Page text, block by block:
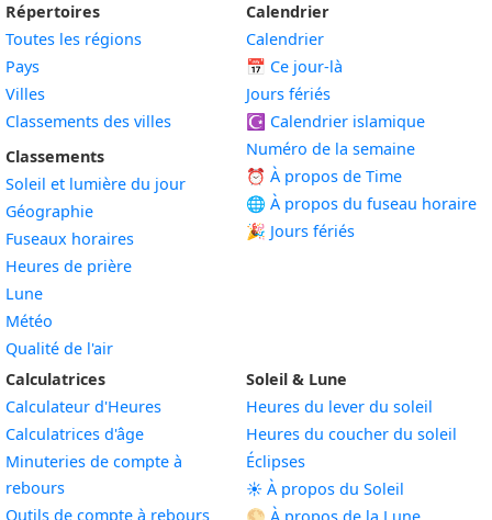
Répertoires
Toutes les régions
Pays
Villes
Classements des villes
Classements
Soleil et lumière du jour
Géographie
Fuseaux horaires
Heures de prière
Lune
Météo
Qualité de l'air
Calendrier
Calendrier
📅 Ce jour-là
Jours fériés
☪️ Calendrier islamique
Numéro de la semaine
⏰ À propos de Time
🌐 À propos du fuseau horaire
🎉 Jours fériés
Calculatrices
Calculateur d'Heures
Calculatrices d'âge
Minuteries de compte à
rebours
Outils de compte à rebours
Soleil & Lune
Heures du lever du soleil
Heures du coucher du soleil
Éclipses
☀️ À propos du Soleil